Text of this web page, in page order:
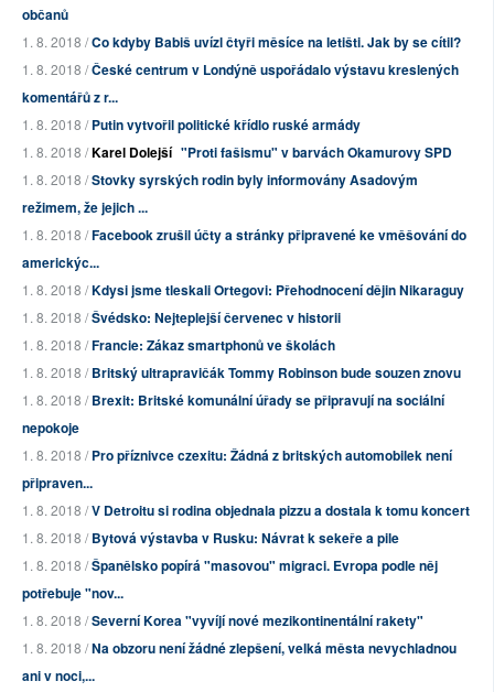
občanů
1. 8. 2018 /Co kdyby Babiš uvízl čtyři měsíce na letišti. Jak by se cítil?
1. 8. 2018 /České centrum v Londýně uspořádalo výstavu kreslených
komentářů z r...
1. 8. 2018 /Putin vytvořil politické křídlo ruské armády
1. 8. 2018 /Karel Dolejší "Proti fašismu" v barvách Okamurovy SPD
1. 8. 2018 /Stovky syrských rodin byly informovány Asadovým
režimem, že jejich ...
1. 8. 2018 /Facebook zrušil účty a stránky připravené ke vměšování do
americkýc...
1. 8. 2018 /Kdysi jsme tleskali Ortegovi: Přehodnocení dějin Nikaraguy
1. 8. 2018 /Švédsko: Nejteplejší červenec v historii
1. 8. 2018 /Francie: Zákaz smartphonů ve školách
1. 8. 2018 /Britský ultrapravičák Tommy Robinson bude souzen znovu
1. 8. 2018 /Brexit: Britské komunální úřady se připravují na sociální
nepokoje
1. 8. 2018 /Pro příznivce czexitu: Žádná z britských automobilek není
připraven...
1. 8. 2018 /V Detroitu si rodina objednala pizzu a dostala k tomu koncert
1. 8. 2018 /Bytová výstavba v Rusku: Návrat k sekeře a pile
1. 8. 2018 /Španělsko popírá "masovou" migraci. Evropa podle něj
potřebuje "nov...
1. 8. 2018 /Severní Korea "vyvíjí nové mezikontinentální rakety"
1. 8. 2018 /Na obzoru není žádné zlepšení, velká města nevychladnou
ani v noci,...